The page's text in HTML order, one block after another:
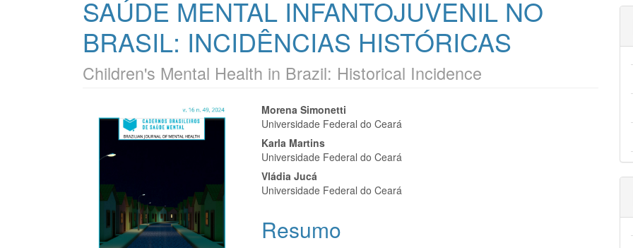
SAÚDE MENTAL INFANTOJUVENIL NO
BRASIL: INCIDÊNCIAS HISTÓRICAS
Children's Mental Health in Brazil: Historical Incidence
Barra
lateral
de
artigos
Conteúdo
do
artigo
principal
Morena Simonetti
Universidade Federal do Ceará
Karla Martins
Universidade Federal do Ceará
Vládia Jucá
Universidade Federal do Ceará
Resumo